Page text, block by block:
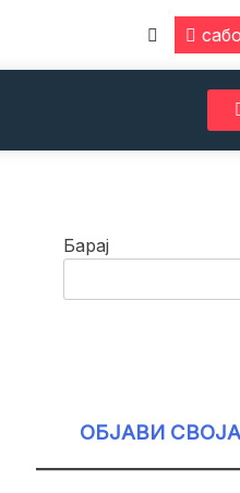
Барај
ОБЈАВИ